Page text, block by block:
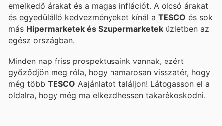
emelkedő árakat és a magas inflációt. A olcsó árakat
és egyedülálló kedvezményeket kínál a TESCO és sok
más Hipermarketek és Szupermarketek üzletben az
egész országban.
Minden nap friss prospektusaink vannak, ezért
győződjön meg róla, hogy hamarosan visszatér, hogy
még több TESCO Aajánlatot találjon! Látogasson el a
oldalra, hogy még ma elkezdhessen takarékoskodni.